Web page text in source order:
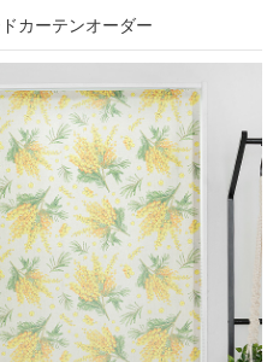
カーテンオーダー